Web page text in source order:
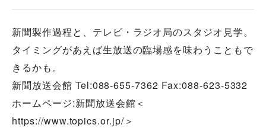
新聞製作過程と、テレビ・ラジオ局のスタジオ見学。
タイミングがあえば生放送の臨場感を味わうこともで
きるかも。
新聞放送会館 Tel:088-655-7362 Fax:088-623-5332
ホームページ:新聞放送会館＜
https://www.topics.or.jp/＞